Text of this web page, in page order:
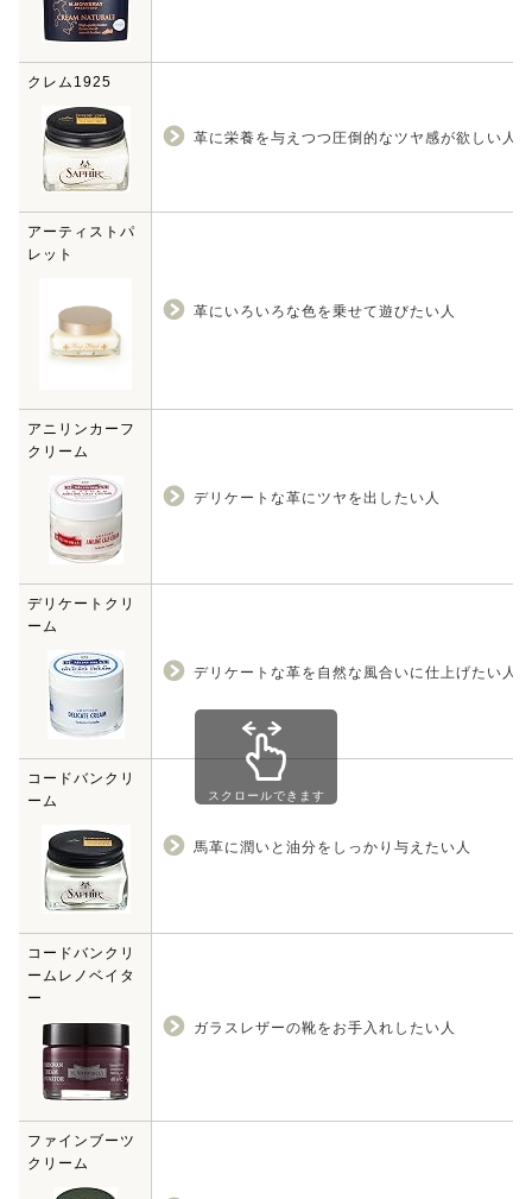
クレム1925
革に栄養を与えつつ圧倒的なツヤ感が欲しい人
アーティストパ
レット
革にいろいろな色を乗せて遊びたい人
アニリンカーフ
クリーム
デリケートな革にツヤを出したい人
デリケートクリ
ーム
デリケートな革を自然な風合いに仕上げたい人
コードバンクリ
ーム
馬革に潤いと油分をしっかり与えたい人
コードバンクリ
ームレノベイタ
ー
ガラスレザーの靴をお手入れしたい人
ファインブーツ
クリーム
スクロールできます